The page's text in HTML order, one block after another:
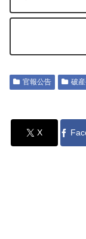
官報公告 破
X